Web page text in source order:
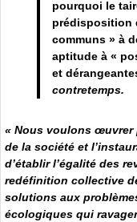
pourquoi le
prédisposition
communs » à
aptitude à «
et
contretemps.
« Nous voulons œuvrer
de la société et
d’établir l’égalité des
redéfinition collective
solutions aux
écologiques qui